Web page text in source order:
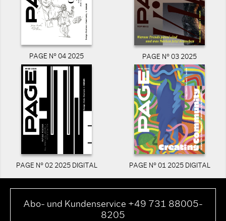
PAGE N° 04 2025 PAGE N° 03 2025
PAGE N° 02 2025 DIGITAL PAGE N° 01 2025 DIGITAL
Abo- und Kundenservice +49 731 88005-
8205